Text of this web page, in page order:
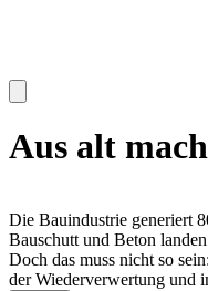
Aus alt
Die Bauindustrie generiert
Bauschutt und Beton
Doch das muss nicht so
der Wiederverwertung und